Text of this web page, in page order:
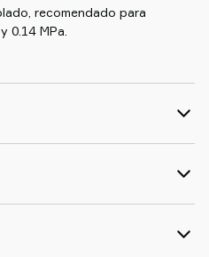
recomendado para
0.14 MPa.